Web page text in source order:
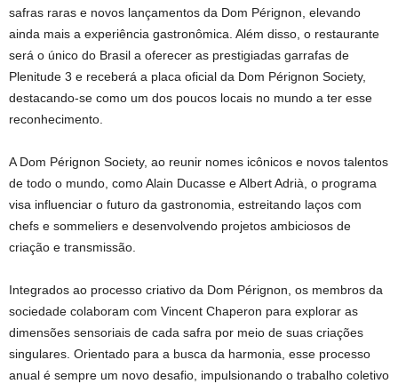
safras raras e novos lançamentos da Dom Pérignon, elevando
ainda mais a experiência gastronômica. Além disso, o restaurante
será o único do Brasil a oferecer as prestigiadas garrafas de
Plenitude 3 e receberá a placa oficial da Dom Pérignon Society,
destacando-se como um dos poucos locais no mundo a ter esse
reconhecimento.
A Dom Pérignon Society, ao reunir nomes icônicos e novos talentos
de todo o mundo, como Alain Ducasse e Albert Adrià, o programa
visa influenciar o futuro da gastronomia, estreitando laços com
chefs e sommeliers e desenvolvendo projetos ambiciosos de
criação e transmissão.
Integrados ao processo criativo da Dom Pérignon, os membros da
sociedade colaboram com Vincent Chaperon para explorar as
dimensões sensoriais de cada safra por meio de suas criações
singulares. Orientado para a busca da harmonia, esse processo
anual é sempre um novo desafio, impulsionando o trabalho coletivo